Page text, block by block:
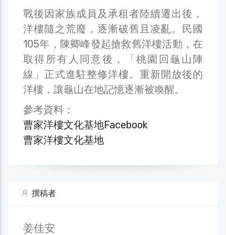
戰後因家族成員及承租者陸續遷出後，
洋樓隨之荒廢，逐漸破舊且凌亂。民國
105年，陳卿峰發起搶救舊洋樓活動，在
取得所有人同意後，「桃園回龜山陣
線」正式進駐整修洋樓。重新開放後的
洋樓，讓龜山在地記憶逐漸被喚醒。
參考資料：
曹家洋樓文化基地Facebook
曹家洋樓文化基地
撰稿者
姜佳安